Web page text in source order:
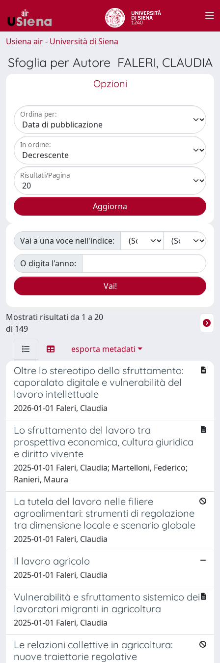
Usiena air - Università di Siena
Sfoglia per Autore FALERI, CLAUDIA
Opzioni
Ordina per:
In ordine:
Risultati/Pagina
Vai a una voce nell'indice:
O digita l'anno:
Mostrati risultati da 1 a 20
di 149
esporta metadati
Oltre lo stereotipo dello sfruttamento:
caporalato digitale e vulnerabilità del
lavoro intellettuale
2026-01-01 Faleri, Claudia
Lo sfruttamento del lavoro tra
prospettiva economica, cultura giuridica
e diritto vivente
2025-01-01 Faleri, Claudia; Martelloni, Federico;
Ranieri, Maura
La tutela del lavoro nelle filiere
agroalimentari: strumenti di regolazione
tra dimensione locale e scenario globale
2025-01-01 Faleri, Claudia
Il lavoro agricolo
2025-01-01 Faleri, Claudia
Vulnerabilità e sfruttamento sistemico dei
lavoratori migranti in agricoltura
2025-01-01 Faleri, Claudia
Le relazioni collettive in agricoltura:
nuove traiettorie regolative